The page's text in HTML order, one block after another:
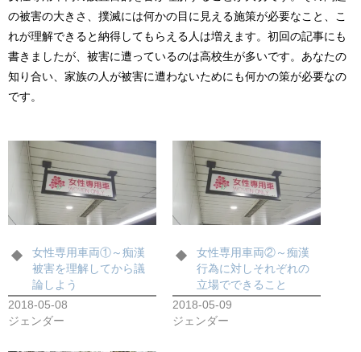
の被害の大きさ、撲滅には何かの目に見える施策が必要なこと、こ
れが理解できると納得してもらえる人は増えます。初回の記事にも
書きましたが、被害に遭っているのは高校生が多いです。あなたの
知り合い、家族の人が被害に遭わないためにも何かの策が必要なの
です。
女性専用車両①～痴漢
被害を理解してから議
論しよう
2018-05-08
ジェンダー
女性専用車両②～痴漢
行為に対しそれぞれの
立場でできること
2018-05-09
ジェンダー